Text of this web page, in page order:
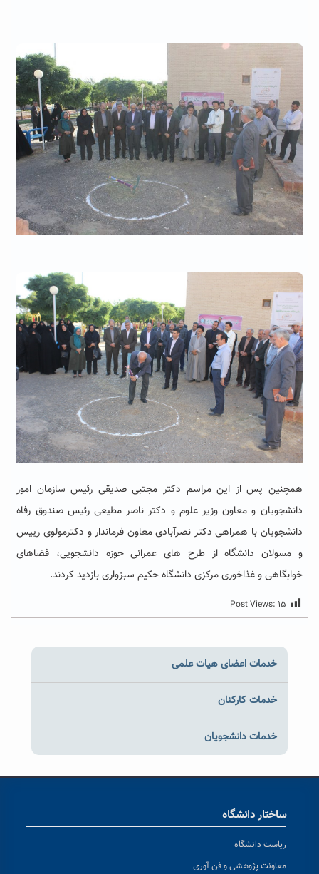
همچنین پس از این مراسم دکتر مجتبی صدیقی رئیس سازمان امور
دانشجویان و معاون وزیر علوم و دکتر ناصر مطیعی رئیس صندوق رفاه
دانشجویان با همراهی دکتر نصرآبادی معاون فرماندار و دکترمولوی رییس
و مسولان دانشگاه از طرح های عمرانی حوزه دانشجویی، فضاهای
خوابگاهی و غذاخوری مرکزی دانشگاه حکیم سبزواری بازدید کردند.
Post Views: ۱۵
خدمات اعضای هیات علمی
خدمات کارکنان
خدمات دانشجویان
ساختار دانشگاه
ریاست دانشگاه
معاونت پژوهشی و فن آوری